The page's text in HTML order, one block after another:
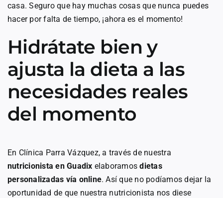
casa. Seguro que hay muchas cosas que nunca puedes
hacer por falta de tiempo, ¡ahora es el momento!
Hidrátate bien y
ajusta la dieta a las
necesidades reales
del momento
En Clínica Parra Vázquez, a través de nuestra
nutricionista en Guadix elaboramosdietas
personalizadas vía online. Así que no podíamos dejar la
oportunidad de que nuestra nutricionista nos diese